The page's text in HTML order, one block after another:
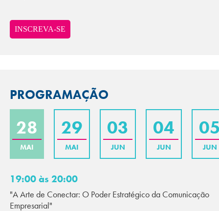
INSCREVA-SE
PROGRAMAÇÃO
28
MAI
29
MAI
03
JUN
04
JUN JUN
19:00 às 20:00
"A Arte de Conectar: O Poder Estratégico da Comunicação
Empresarial"